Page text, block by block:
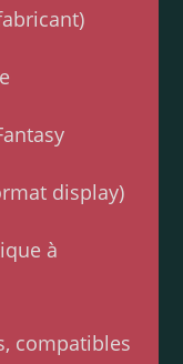
display)
à
compatibles